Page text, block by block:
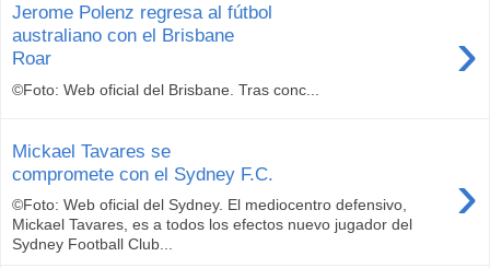
Jerome Polenz regresa al fútbol
australiano con el Brisbane
Roar
›
©Foto: Web oficial del Brisbane. Tras conc...
Mickael Tavares se
compromete con el Sydney F.C.
›
©Foto: Web oficial del Sydney. El mediocentro defensivo,
Mickael Tavares, es a todos los efectos nuevo jugador del
Sydney Football Club...